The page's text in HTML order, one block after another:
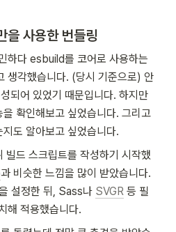
사용한 번들링
하다 esbuild를 코어로 사용하는
생각했습니다. (당시 기준으로) 안
되어 있었기 때문입니다. 하지만
확인해보고 싶었습니다. 그리고
도 알아보고 싶었습니다.
드 스크립트를 작성하기 시작했
과 비슷한 느낌을 많이 받았습니다.
설정한 뒤, Sass나 SVGR 등 필
해 적용했습니다.